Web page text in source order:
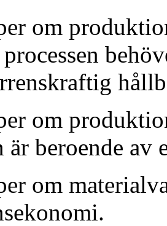
om
om
beroende av
om